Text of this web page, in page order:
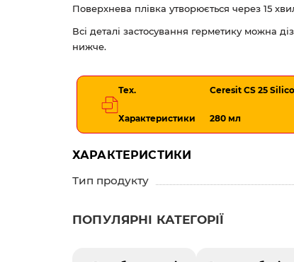
Поверхнева плівка утворюється через 15
Всі деталі застосування герметику можна
нижче.
Тех.
Характеристики
Ceresit CS 25
280 мл
ХАРАКТЕРИСТИКИ
Тип продукту
ПОПУЛЯРНІ КАТЕГОРІЇ